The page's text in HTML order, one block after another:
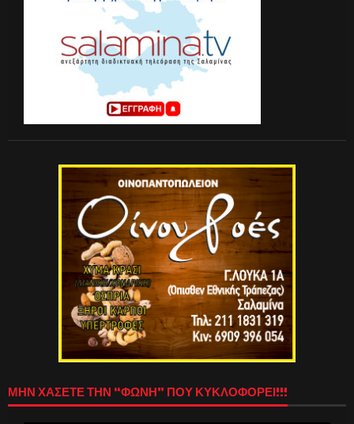
ΜΗΝ ΧΑΣΕΤΕ ΤΗΝ “ΦΩΝΗ” ΠΟΥ ΚΥΚΛΟΦΟΡΕΙ!!!